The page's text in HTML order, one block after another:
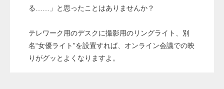
る……」と思ったことはありませんか？
テレワーク用のデスクに撮影用のリングライト、別
名“女優ライト”を設置すれば、オンライン会議での映
りがグッとよくなりますよ。